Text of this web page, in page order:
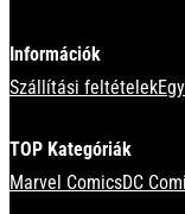
Információk
Szállítási feltételek
TOP Kategóriák
Marvel ComicsDC